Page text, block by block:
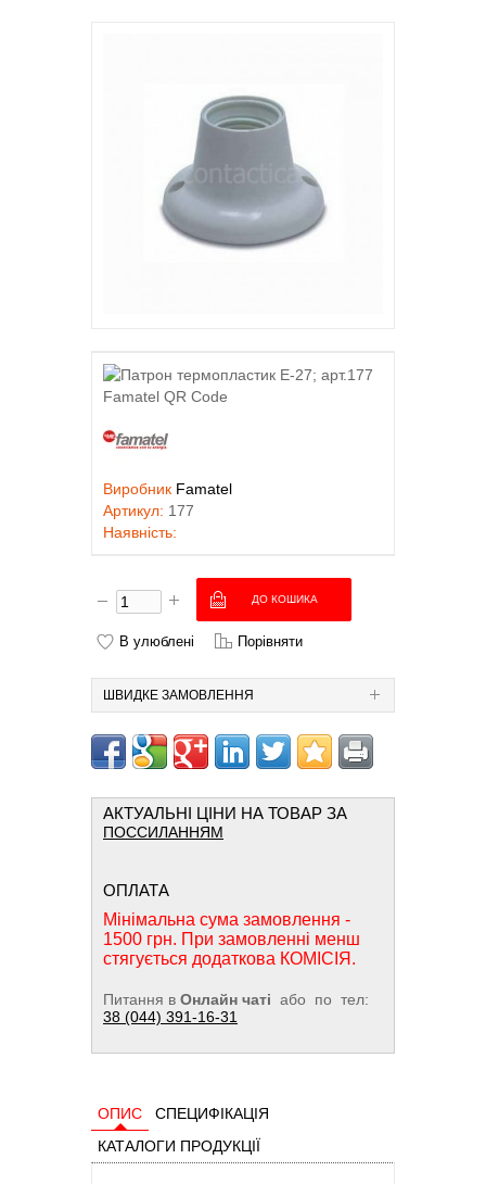
Виробник Famatel
Артикул: 177
Наявність:
В улюблені Порівняти
ШВИДКЕ ЗАМОВЛЕННЯ
АКТУАЛЬНІ ЦІНИ НА ТОВАР ЗА
ПОССИЛАННЯМ
ОПЛАТА
Мінімальна сума замовлення -
1500 грн. При замовленні менш
стягується додаткова КОМІСІЯ.
Питання в Онлайн чаті або по тел:
38 (044) 391-16-31
ОПИС
СПЕЦИФІКАЦІЯ
КАТАЛОГИ ПРОДУКЦІЇ